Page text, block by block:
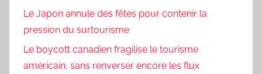
Le Japon annule des fêtes pour contenir la
pression du surtourisme
Le boycott canadien fragilise le tourisme
américain, sans renverser encore les flux